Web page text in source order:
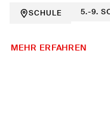
SCHULE 5.-9.
MEHR ERFAHREN